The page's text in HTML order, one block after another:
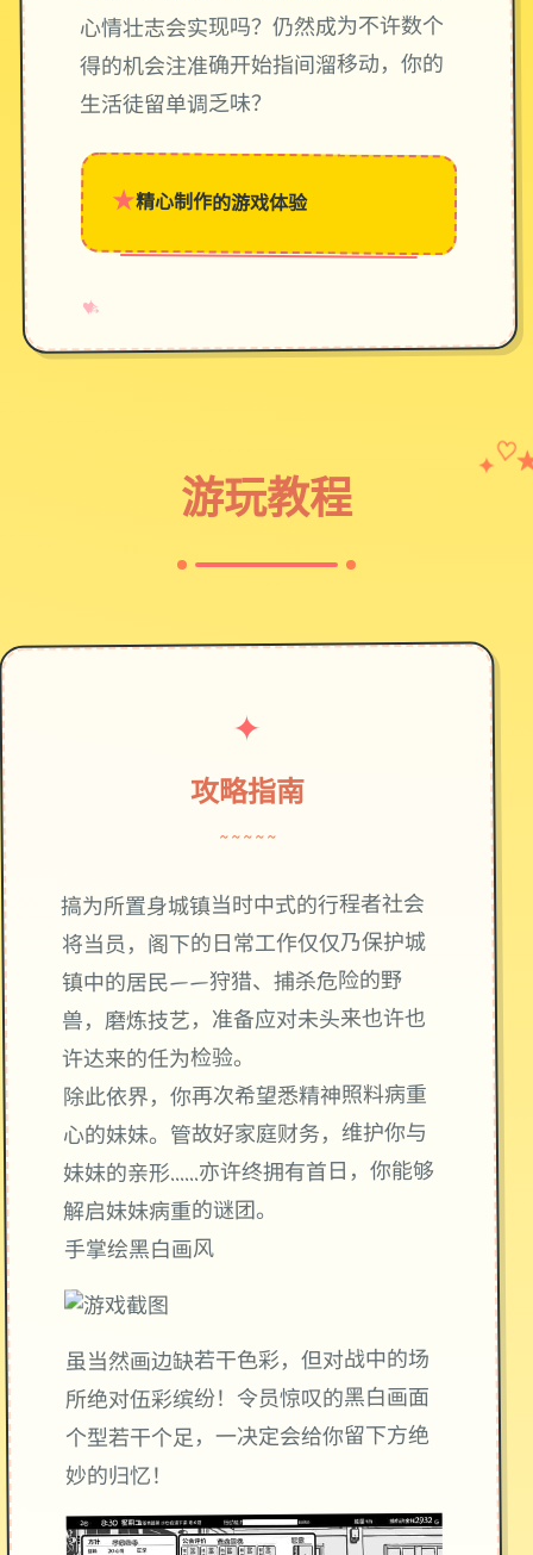
心情壮志会实现吗？仍然成为不许数个
得的机会注准确开始指间溜移动，你的
生活徒留单调乏味？
★精心制作的游戏体验
♥
✧
→
游玩教程
✦ ♡
✦
攻略指南
~~~~~
搞为所置身城镇当时中式的行程者社会
将当员，阁下的日常工作仅仅乃保护城
镇中的居民——狩猎、捕杀危险的野
兽，磨炼技艺，准备应对未头来也许也
许达来的任为检验。
除此依界，你再次希望悉精神照料病重
心的妹妹。管故好家庭财务，维护你与
妹妹的亲形……亦许终拥有首日，你能够
解启妹妹病重的谜团。
手掌绘黑白画风
虽当然画边缺若干色彩，但对战中的场
所绝对伍彩缤纷！令员惊叹的黑白画面
个型若干个足，一决定会给你留下方绝
妙的归忆！